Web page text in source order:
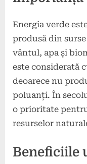
Energia verde
produsă din
vântul, apa și
este considerată
deoarece nu
poluanți. În
o prioritate
resurselor
Beneficiile